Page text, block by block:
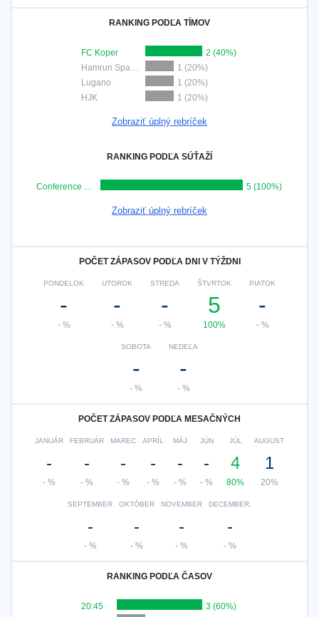
RANKING PODĽA TÍMOV
FC Koper
2 (40%)
Hamrun Spartans
1 (20%)
Lugano
1 (20%)
HJK
1 (20%)
Zobraziť úplný rebríček
RANKING PODĽA SÚŤAŽÍ
Conference League 5 (100%)
Zobraziť úplný rebríček
POČET ZÁPASOV PODĽA DNI V TÝŽDNI
PONDELOK
-
- %
UTOROK
-
- %
STREDA
-
- %
ŠTVRTOK
5
100%
PIATOK
-
- %
SOBOTA
-
- %
NEDEĽA
-
- %
POČET ZÁPASOV PODĽA MESAČNÝCH
JANUÁR
-
- %
FEBRUÁR
-
- %
MAREC
-
- %
APRÍL
-
- %
MÁJ
-
- %
JÚN
-
- %
JÚL
4
80%
AUGUST
1
20%
SEPTEMBER
-
- %
OKTÓBER
-
- %
NOVEMBER
-
- %
DECEMBER.
-
- %
RANKING PODĽA ČASOV
20:45
3 (60%)